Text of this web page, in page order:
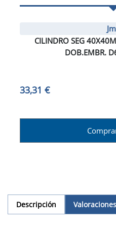
CILINDRO SEG
DOB.EMBR.
33,31 €
Descripción Valoraciones